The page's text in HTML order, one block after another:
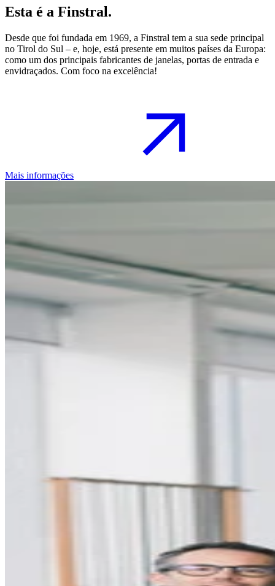
Esta é a Finstral.
Desde que foi fundada em 1969, a Finstral tem a sua sede principal
no Tirol do Sul – e, hoje, está presente em muitos países da Europa:
como um dos principais fabricantes de janelas, portas de entrada e
envidraçados. Com foco na excelência!
Mais informações